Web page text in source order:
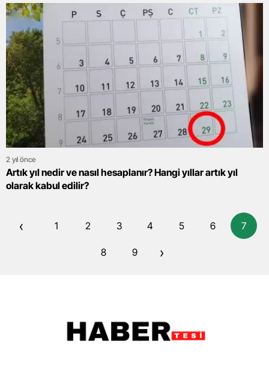
2 yıl önce
Artık yıl nedir ve nasıl hesaplanır? Hangi yıllar artık yıl
olarak kabul edilir?
‹ 1 2 3 4 5 6 7
8 9 ›